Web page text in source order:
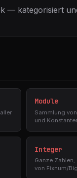
— kategorisiert
Module
Sammlung
und
Integer
Ganze Zahlen;
von Fixnum/